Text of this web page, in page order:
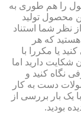
را هم طوری به
محصول تولید
نظر شما استناد
که هر
یا مکررا با
شکایت دارید اما
نگاه کنید و
دست به کار
یک بار بررسی از
بودید.